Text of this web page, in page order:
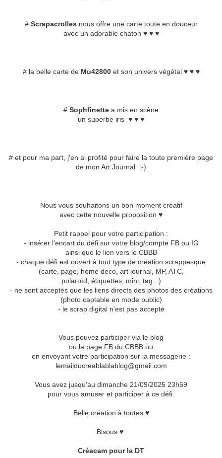
# Scrapacrolles nous offre une carte toute en douceur
avec un adorable chaton ♥ ♥ ♥
# la belle carte de Mu42800et son univers végétal ♥ ♥ ♥
# Sophfinette a mis en scène
un superbe iris ♥ ♥ ♥
# et pour ma part, j'en ai profité pour faire la toute première page
de mon Art Journal :-)
Nous vous souhaitons un bon moment créatif
avec cette nouvelle proposition ♥
Petit rappel pour votre participation :
- insérer l'encart du défi sur votre blog/compte FB ou IG
ainsi que le lien vers le CBBB
- chaque défi est ouvert à tout type de création scrappesque
(carte, page, home deco, art journal, MP, ATC,
polaroïd, étiquettes, mini, tag...)
- ne sont acceptés que les liens directs des photos des créations
(photo captable en mode public)
- le scrap digital n'est pas accepté
Vous pouvez participer via le blog
ou la page FB du CBBB ou
en envoyant votre participation sur la messagerie :
lemailducreablablablog@gmail.com
Vous avez jusqu'au dimanche 21/09/2025 23h59
pour vous amuser et participer à ce défi.
Belle création à toutes ♥
Bisous ♥
Créacam pour la DT